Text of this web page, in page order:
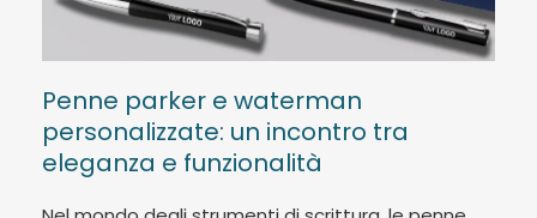
Penne parker e waterman
personalizzate: un incontro tra
eleganza e funzionalità